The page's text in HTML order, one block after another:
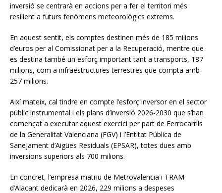
inversió se centrarà en accions per a fer el territori més
resilient a futurs fenòmens meteorològics extrems.
En aquest sentit, els comptes destinen més de 185 milions
d’euros per al Comissionat per a la Recuperació, mentre que
es destina també un esforç important tant a transports, 187
milions, com a infraestructures terrestres que compta amb
257 milions.
Així mateix, cal tindre en compte l’esforç inversor en el sector
públic instrumental i els plans d’inversió 2026-2030 que s’han
començat a executar aquest exercici per part de Ferrocarrils
de la Generalitat Valenciana (FGV) i l’Entitat Pública de
Sanejament d’Aigües Residuals (EPSAR), totes dues amb
inversions superiors als 700 milions.
En concret, l’empresa matriu de Metrovalencia i TRAM
d’Alacant dedicarà en 2026, 229 milions a despeses